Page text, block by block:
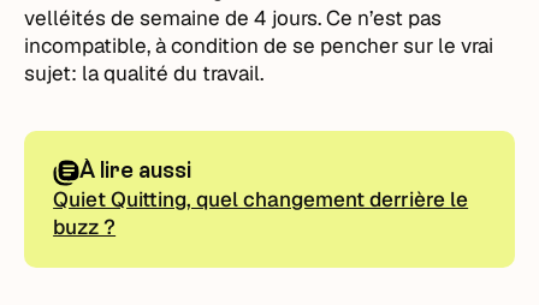
velléités de semaine de 4 jours. Ce n’est pas
incompatible, à condition de se pencher sur le vrai
sujet: la qualité du travail.
À lire aussi
Quiet Quitting, quel changement derrière le
buzz ?